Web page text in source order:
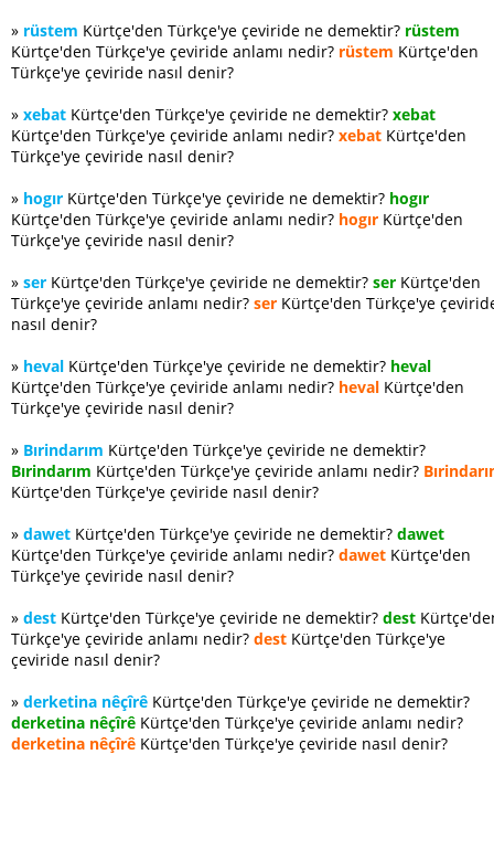
» rüstem Kürtçe'den Türkçe'ye çeviride ne demektir? rüstem
Kürtçe'den Türkçe'ye çeviride anlamı nedir? rüstem Kürtçe'den
Türkçe'ye çeviride nasıl denir?
» xebat Kürtçe'den Türkçe'ye çeviride ne demektir? xebat
Kürtçe'den Türkçe'ye çeviride anlamı nedir? xebat Kürtçe'den
Türkçe'ye çeviride nasıl denir?
» hogır Kürtçe'den Türkçe'ye çeviride ne demektir? hogır
Kürtçe'den Türkçe'ye çeviride anlamı nedir? hogır Kürtçe'den
Türkçe'ye çeviride nasıl denir?
» ser Kürtçe'den Türkçe'ye çeviride ne demektir? ser Kürtçe'den
Türkçe'ye çeviride anlamı nedir? ser Kürtçe'den Türkçe'ye
nasıl denir?
» heval Kürtçe'den Türkçe'ye çeviride ne demektir? heval
Kürtçe'den Türkçe'ye çeviride anlamı nedir? heval Kürtçe'den
Türkçe'ye çeviride nasıl denir?
» Bırindarım Kürtçe'den Türkçe'ye çeviride ne demektir?
Bırindarım Kürtçe'den Türkçe'ye çeviride anlamı nedir?
Kürtçe'den Türkçe'ye çeviride nasıl denir?
» dawet Kürtçe'den Türkçe'ye çeviride ne demektir? dawet
Kürtçe'den Türkçe'ye çeviride anlamı nedir? dawet Kürtçe'den
Türkçe'ye çeviride nasıl denir?
» dest Kürtçe'den Türkçe'ye çeviride ne demektir? dest
Türkçe'ye çeviride anlamı nedir? dest Kürtçe'den Türkçe'ye
çeviride nasıl denir?
» derketina nêçîrê Kürtçe'den Türkçe'ye çeviride ne demektir?
derketina nêçîrê Kürtçe'den Türkçe'ye çeviride anlamı nedir?
derketina nêçîrê Kürtçe'den Türkçe'ye çeviride nasıl denir?